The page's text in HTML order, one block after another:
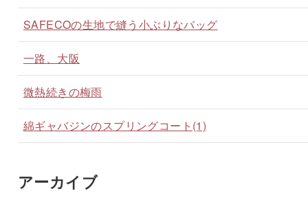
SAFECOの生地で縫う小ぶりなバッグ
一路、大阪
微熱続きの梅雨
綿ギャバジンのスプリングコート(1)
アーカイブ